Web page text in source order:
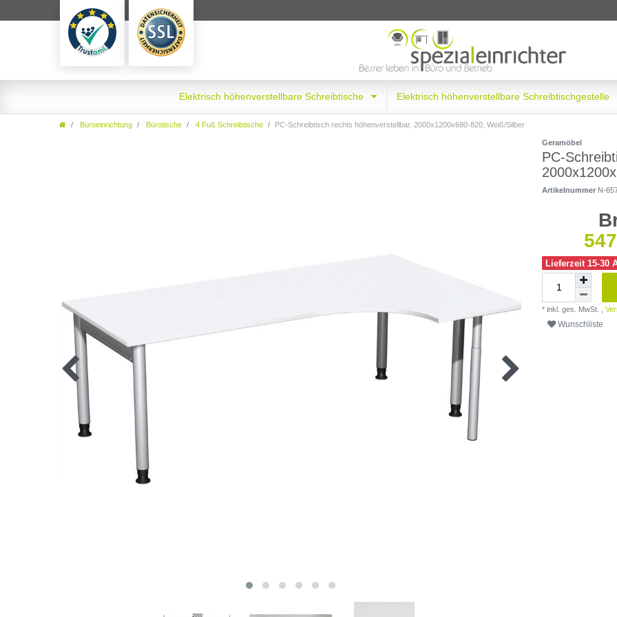
Elektrisch höhenverstellbare Schreibtische Elektrisch höhenverstellbare Schreibtischgestelle
Büroeinrichtung Bürotische 4 Fuß Schreibtische PC-Schreibtisch rechts höhenverstellbar, 2000x1200x680-820, Weiß/Silber
Geramöbel
PC-
Artikelnummer N-
Lieferzeit 15-30
* inkl. ges. MwSt. ,
Wunschliste